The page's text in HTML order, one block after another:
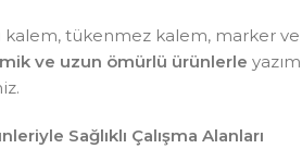
kalem, tükenmez kalem, marker ve
ve uzun ömürlü ürünlerle yazım
Sağlıklı Çalışma Alanları